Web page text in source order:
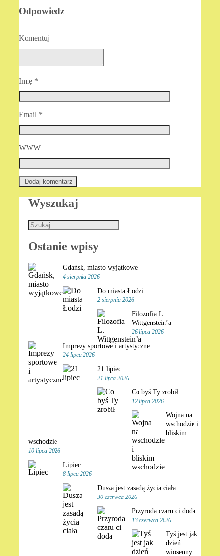
Odpowiedz
Komentuj
Imię *
Email *
WWW
Wyszukaj
Ostanie wpisy
Gdańsk, miasto wyjątkowe
4 sierpnia 2026
Do miasta Łodzi
2 sierpnia 2026
Filozofia L.
Wittgenstein’a
26 lipca 2026
Imprezy sportowe i artystyczne
24 lipca 2026
21 lipiec
21 lipca 2026
Co byś Ty zrobił
12 lipca 2026
Wojna na
wschodzie i
bliskim
wschodzie
10 lipca 2026
Lipiec
8 lipca 2026
Dusza jest zasadą życia ciała
30 czerwca 2026
Przyroda czaru ci doda
13 czerwca 2026
Tyś jest jak
dzień
wiosenny